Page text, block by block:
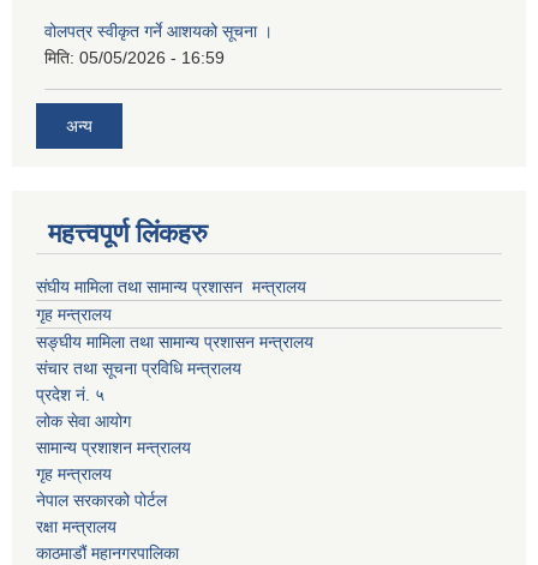
वोलपत्र स्वीकृत गर्ने आशयको सूचना ।
मिति: 05/05/2026 - 16:59
अन्य
महत्त्वपूर्ण लिंकहरु
संघीय मामिला तथा सामान्य प्रशासन मन्त्रालय
गृह मन्त्रालय
सङ्घीय मामिला तथा सामान्य प्रशासन मन्त्रालय
संचार तथा सूचना प्रविधि मन्त्रालय
प्रदेश नं. ५
लोक सेवा आयोग
सामान्य प्रशाशन मन्त्रालय
गृह मन्त्रालय
नेपाल सरकारको पोर्टल
रक्षा मन्त्रालय
काठमाडौं महानगरपालिका